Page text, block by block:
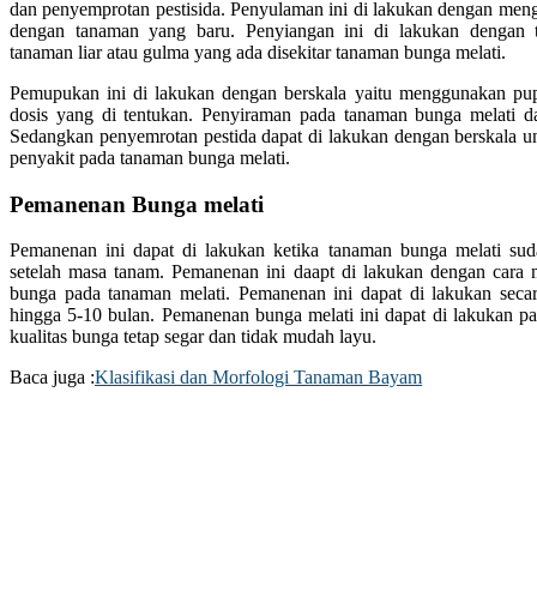
dan penyemprotan pestisida. Penyulaman ini di lakukan dengan
dengan tanaman yang baru. Penyiangan ini di lakukan dengan
tanaman liar atau gulma yang ada disekitar tanaman bunga melati.
Pemupukan ini di lakukan dengan berskala yaitu menggunakan
dosis yang di tentukan. Penyiraman pada tanaman bunga melati
Sedangkan penyemrotan pestida dapat di lakukan dengan berskala
penyakit pada tanaman bunga melati.
Pemanenan Bunga melati
Pemanenan ini dapat di lakukan ketika tanaman bunga melati
setelah masa tanam. Pemanenan ini daapt di lakukan dengan cara
bunga pada tanaman melati. Pemanenan ini dapat di lakukan
hingga 5-10 bulan. Pemanenan bunga melati ini dapat di lakukan
kualitas bunga tetap segar dan tidak mudah layu.
Baca juga :Klasifikasi dan Morfologi Tanaman Bayam